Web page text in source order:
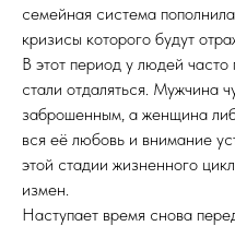
семейная система
кризисы которого будут
В этот период у людей
стали отдаляться. Мужчина
заброшенным, а женщина
вся её любовь и внимание
этой стадии жизненного
измен.
Наступает время снова